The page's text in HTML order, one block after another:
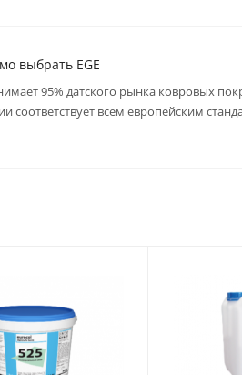
выбрать EGE
95% датского рынка ковровых
соответствует всем европейским